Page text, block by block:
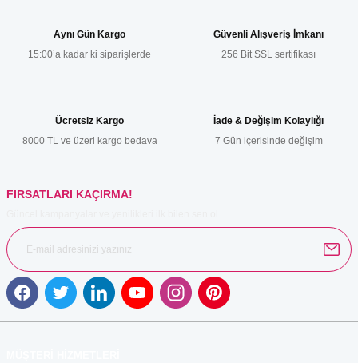
Ürün resmi kalitesiz, bozuk veya görüntülenemiyor.
Ürün fiyatı diğer sitelerden daha pahalı.
Aynı Gün Kargo
15:00’a kadar ki siparişlerde
Güvenli Alışveriş İmkanı
256 Bit SSL sertifikası
Ücretsiz Kargo
8000 TL ve üzeri kargo bedava
İade & Değişim Kolaylığı
7 Gün içerisinde değişim
FIRSATLARI KAÇIRMA!